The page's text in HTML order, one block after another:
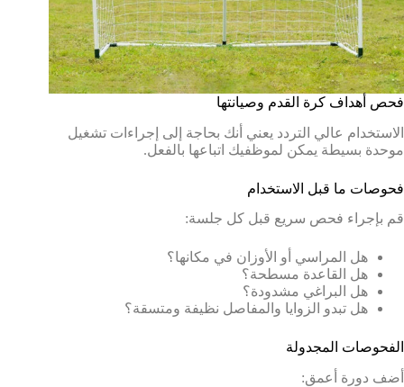
فحص أهداف كرة القدم وصيانتها
الاستخدام عالي التردد يعني أنك بحاجة إلى إجراءات تشغيل
موحدة بسيطة يمكن لموظفيك اتباعها بالفعل.
فحوصات ما قبل الاستخدام
قم بإجراء فحص سريع قبل كل جلسة:
هل المراسي أو الأوزان في مكانها؟
هل القاعدة مسطحة؟
هل البراغي مشدودة؟
هل تبدو الزوايا والمفاصل نظيفة ومتسقة؟
الفحوصات المجدولة
أضف دورة أعمق: